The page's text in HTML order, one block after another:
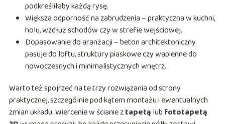
podkreśliłaby każdą rysę.
Większa odporność na zabrudzenia – praktyczna w kuchni,
holu, wzdłuż schodów czy w strefie wejściowej.
Dopasowanie do aranżacji – beton architektoniczny
pasuje do loftu, struktury piaskowe czy wapienne do
nowoczesnych i minimalistycznych wnętrz.
Warto też spojrzeć na te trzy rozwiązania od strony
praktycznej, szczególnie pod kątem montażu i ewentualnych
zmian układu. Wiercenie w ścianie ztapetą lub fototapetą